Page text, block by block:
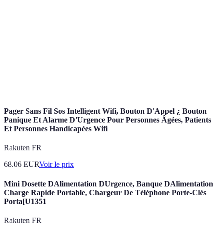
Pager Sans Fil Sos Intelligent Wifi, Bouton D'Appel ¿ Bouton
Panique Et Alarme D'Urgence Pour Personnes Âgées, Patients
Et Personnes Handicapées Wifi
Rakuten FR
68.06 EURVoir le prix
Mini Dosette DAlimentation DUrgence, Banque DAlimentation
Charge Rapide Portable, Chargeur De Téléphone Porte-Clés
Porta[U1351
Rakuten FR